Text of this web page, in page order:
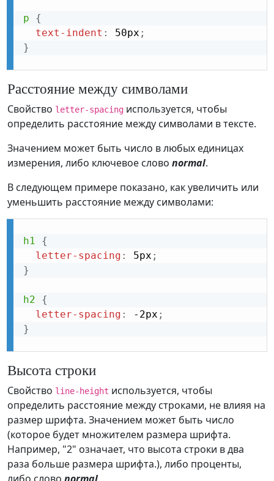
p
{
text-indent : 50px ;
}
Расстояние между символами
Свойство letter-spacing используется, чтобы
определить расстояние между символами в тексте.
Значением может быть число в любых единицах
измерения, либо ключевое слово normal.
В следующем примере показано, как увеличить или
уменьшить расстояние между символами:
h1
{
letter-spacing : 5px ;
}
h2
{
letter-spacing : -2px ;
}
Высота строки
Свойство line-height используется, чтобы
определить расстояние между строками, не влияя на
размер шрифта. Значением может быть число
(которое будет множителем размера шрифта.
Например, "2" означает, что высота строки в два
раза больше размера шрифта.), либо проценты,